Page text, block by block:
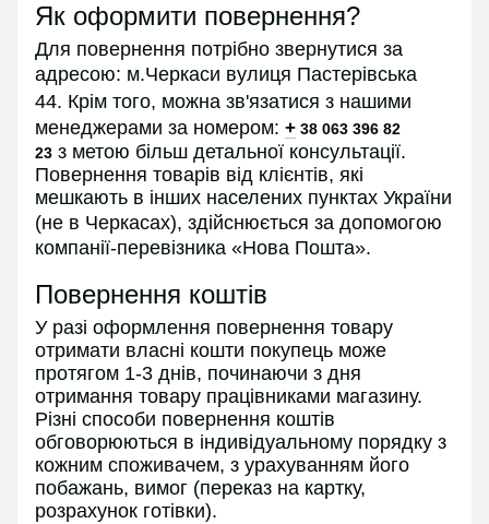
Як оформити повернення?
Для повернення потрібно звернутися за
адресою: м.Черкаси вулиця Пастерівська
44. Крім того, можна зв'язатися з нашими
менеджерами за номером: + 38 063 396 82
23 з метою більш детальної консультації.
Повернення товарів від клієнтів, які
мешкають в інших населених пунктах України
(не в Черкасах), здійснюється за допомогою
компанії-перевізника «Нова Пошта».
Повернення коштів
У разі оформлення повернення товару
отримати власні кошти покупець може
протягом 1-3 днів, починаючи з дня
отримання товару працівниками магазину.
Різні способи повернення коштів
обговорюються в індивідуальному порядку з
кожним споживачем, з урахуванням його
побажань, вимог (переказ на картку,
розрахунок готівки).